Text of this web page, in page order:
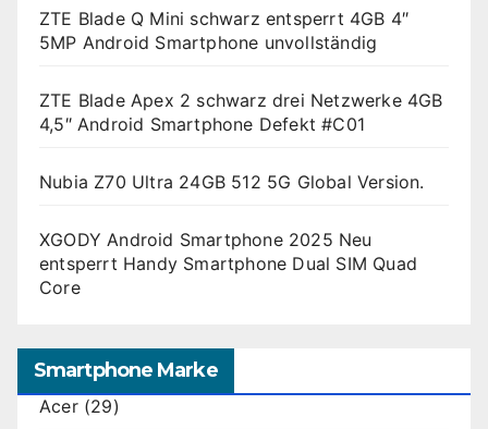
ZTE Blade Q Mini schwarz entsperrt 4GB 4″
5MP Android Smartphone unvollständig
ZTE Blade Apex 2 schwarz drei Netzwerke 4GB
4,5″ Android Smartphone Defekt #C01
Nubia Z70 Ultra 24GB 512 5G Global Version.
XGODY Android Smartphone 2025 Neu
entsperrt Handy Smartphone Dual SIM Quad
Core
Smartphone Marke
Acer(29)